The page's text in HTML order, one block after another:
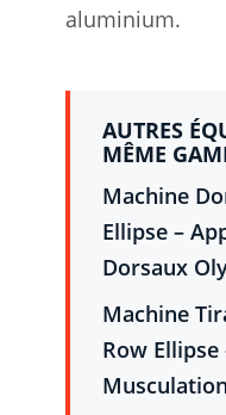
aluminium.
AUTRES
MÊME
Machine
Ellipse –
Dorsaux
Machine
Row